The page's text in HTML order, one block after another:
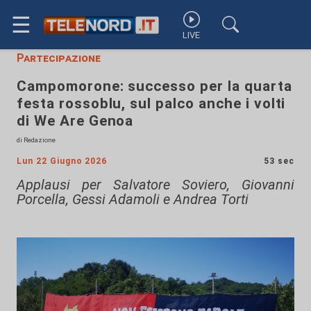
☰ LIVE
Partecipazione
Campomorone: successo per la quarta
festa rossoblu, sul palco anche i volti
di We Are Genoa
di Redazione
Lun 22 Giugno 2026 53 sec
Applausi per Salvatore Soviero, Giovanni
Porcella, Gessi Adamoli e Andrea Torti